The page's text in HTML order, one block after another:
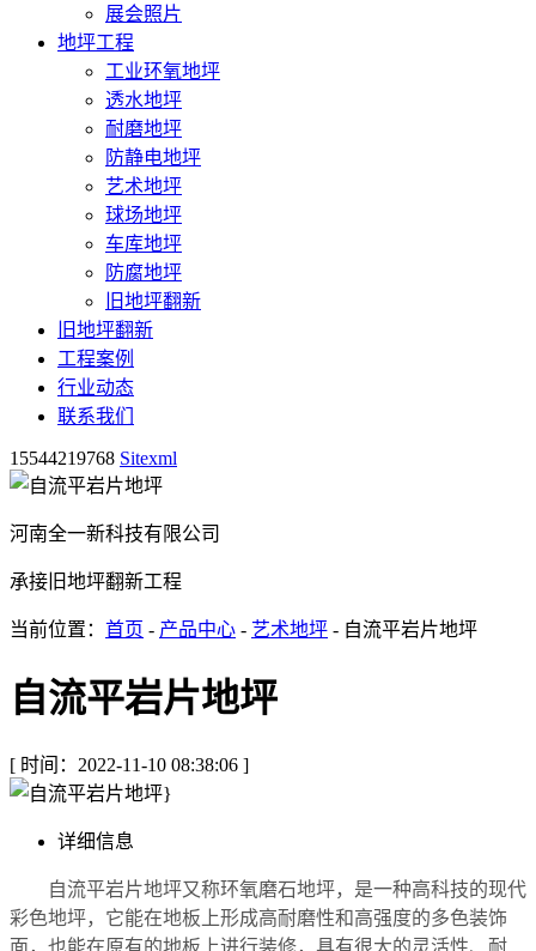
展会照片
地坪工程
工业环氧地坪
透水地坪
耐磨地坪
防静电地坪
艺术地坪
球场地坪
车库地坪
防腐地坪
旧地坪翻新
旧地坪翻新
工程案例
行业动态
联系我们
15544219768 Sitexml
河南全一新科技有限公司
承接旧地坪翻新工程
当前位置： 首页 - 产品中心 - 艺术地坪 - 自流平岩片地坪
自流平岩片地坪
[ 时间：2022-11-10 08:38:06 ]
详细信息
自流平岩片地坪又称环氧磨石地坪，是一种高科技的现代
彩色地坪，它能在地板上形成高耐磨性和高强度的多色装饰
面，也能在原有的地板上进行装修，具有很大的灵活性、耐